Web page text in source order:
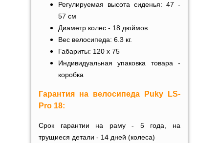
Регулируемая высота сиденья: 47 -
57 см
Диаметр колес - 18 дюймов
Вес велосипеда: 6.3 кг.
Габариты: 120 х 75
Индивидуальная упаковка товара -
коробка
Гарантия на велосипеда Puky LS-
Pro 18:
Срок гарантии на раму - 5 года, на
трущиеся детали - 14 дней (колеса)